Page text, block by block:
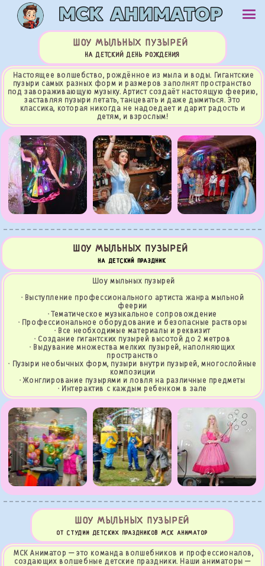
ШОУ МЫЛЬНЫХ ПУЗЫРЕЙ
НА ДЕТСКИЙ ДЕНЬ РОЖДЕНИЯ
Настоящее волшебство, рождённое из мыла и воды. Гигантские
пузыри самых разных форм и размеров заполнят пространство
под завораживающую музыку. Артист создаёт настоящую феерию,
заставляя пузыри летать, танцевать и даже дымиться. Это
классика, которая никогда не надоедает и дарит радость и
детям, и взрослым!
ШОУ МЫЛЬНЫХ ПУЗЫРЕЙ
НА ДЕТСКИЙ ПРАЗДНИК
Шоу мыльных пузырей
· Выступление профессионального артиста жанра мыльной
феерии
· Тематическое музыкальное сопровождение
· Профессиональное оборудование и безопасные растворы
· Все необходимые материалы и реквизит
· Создание гигантских пузырей высотой до 2 метров
· Выдувание множества мелких пузырей, наполняющих
пространство
· Пузыри необычных форм, пузыри внутри пузырей, многослойные
композиции
· Жонглирование пузырями и ловля на различные предметы
· Интерактив с каждым ребенком в зале
ШОУ МЫЛЬНЫХ ПУЗЫРЕЙ
ОТ СТУДИИ ДЕТСКИХ ПРАЗДНИКОВ МСК АНИМАТОР
МСК Аниматор — это команда волшебников и профессионалов,
создающих волшебные детские праздники. Наши аниматоры —